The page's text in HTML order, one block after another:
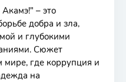
– это
добра и зла,
и глубокими
Сюжет
мире, где коррупция и
на